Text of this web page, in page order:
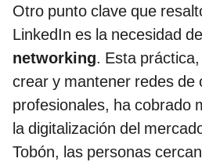
Otro punto clave que
LinkedIn es la necesidad
networking. Esta
crear y mantener redes de
profesionales, ha cobrado
la digitalización del
Tobón, las personas